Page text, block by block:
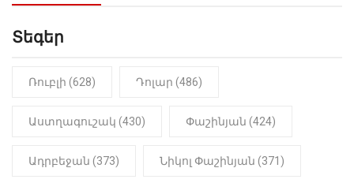
Նիկոլ Փաշինյան
ԻՐԱԴԱՐՁԱՅԻՆ 22:01
մանկապղծության համար
Տեգեր
Ռուբլի (628) Դոլար (486)
Աստղագուշակ (430) Փաշինյան (424)
Ադրբեջան (373) Նիկոլ Փաշինյան (371)